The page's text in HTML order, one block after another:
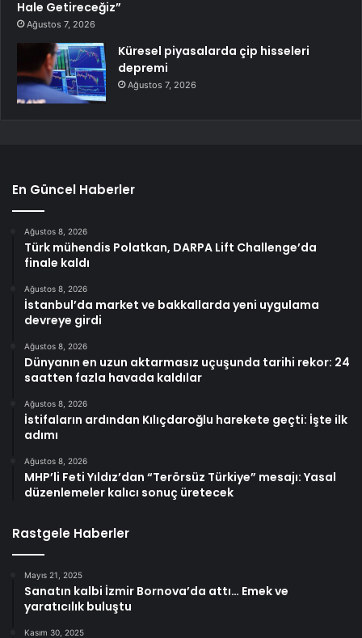
Hale Getireceğiz”
Ağustos 7, 2026
Küresel piyasalarda çip hisseleri
depremi
Ağustos 7, 2026
En Güncel Haberler
Ağustos 8, 2026
Türk mühendis Polatkan, DARPA Lift Challenge’da
finale kaldı
Ağustos 8, 2026
İstanbul’da market ve bakkallarda yeni uygulama
devreye girdi
Ağustos 8, 2026
Dünyanın en uzun aktarmasız uçuşunda tarihi rekor: 24
saatten fazla havada kaldılar
Ağustos 8, 2026
İstifaların ardından Kılıçdaroğlu harekete geçti: İşte ilk
adımı
Ağustos 8, 2026
MHP’li Feti Yıldız’dan “Terörsüz Türkiye” mesajı: Yasal
düzenlemeler kalıcı sonuç üretecek
Rastgele Haberler
Mayıs 21, 2025
Sanatın kalbi İzmir Bornova’da attı… Emek ve
yaratıcılık buluştu
Kasım 30, 2025